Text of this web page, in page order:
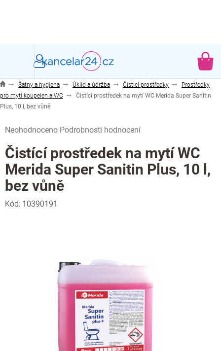
Šatny a hygiena Úklid a údržba Čisticí prostředky
Prostředky
pro mytí koupelen a WC
Čistící prostředek na mytí WC Merida Super Sanitin
Plus, 10 l, bez vůně
hodnocení
produktu
je
0,0
z
5
hvězdiček.
Neohodnoceno Podrobnosti hodnocení
Čistící prostředek na mytí WC
Merida Super Sanitin Plus, 10 l,
bez vůně
Kód: 10390191